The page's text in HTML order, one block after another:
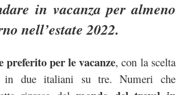
in vacanza per almeno
nell’estate 2022.
preferito per le vacanze, con la scelta
in due italiani su tre. Numeri che